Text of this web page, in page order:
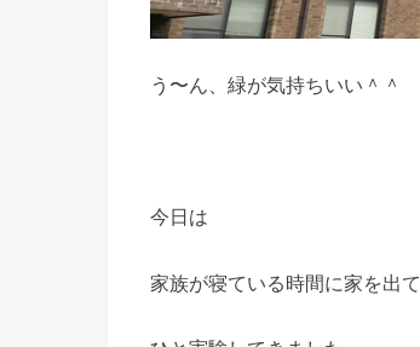
う〜ん、緑が気持ちいい＾＾
今日は
家族が寝ている時間に家を出て